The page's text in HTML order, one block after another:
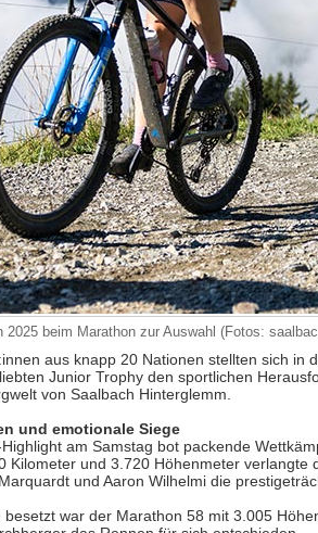
2025 beim Marathon zur Auswahl (Fotos:
aus knapp 20 Nationen stellten sich in
Junior Trophy den sportlichen
von Saalbach Hinterglemm.
und emotionale Siege
am Samstag bot packende
Kilometer und 3.720 Höhenmeter verlangte
und Aaron Wilhelmi die
besetzt war der Marathon 58 mit 3.005